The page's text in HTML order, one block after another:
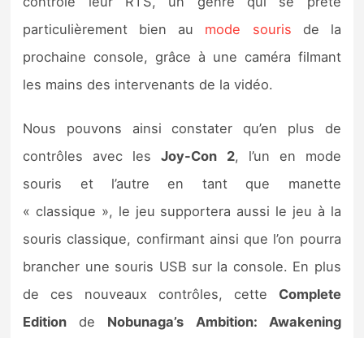
Sorties de jeux
Bons plans
Guides
particulièrement bien au mode souris de la
prochaine console, grâce à une caméra filmant
les mains des intervenants de la vidéo.
Nous pouvons ainsi constater qu’en plus de
contrôles avec lesJoy-Con 2, l’un en mode
souris et l’autre en tant que manette
« classique », le jeu supportera aussi le jeu à la
souris classique, confirmant ainsi que l’on pourra
brancher une souris USB sur la console. En plus
de ces nouveaux contrôles, cette Complete
Edition de Nobunaga’s Ambition: Awakening